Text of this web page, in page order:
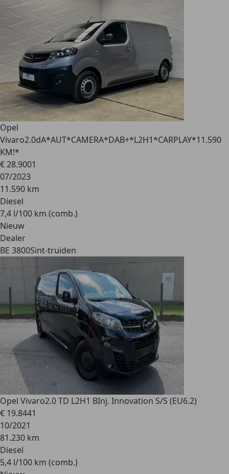
Opel
Vivaro2.0dA*AUT*CAMERA*DAB+*L2H1*CARPLAY*11.590
KM!*
€ 28.9001
07/2023
11.590 km
Diesel
7,4 l/100 km (comb.)
Nieuw
Dealer
BE 3800Sint-truiden
Opel Vivaro2.0 TD L2H1 BInj. Innovation S/S (EU6.2)
€ 19.8441
10/2021
81.230 km
Diesel
5,4 l/100 km (comb.)